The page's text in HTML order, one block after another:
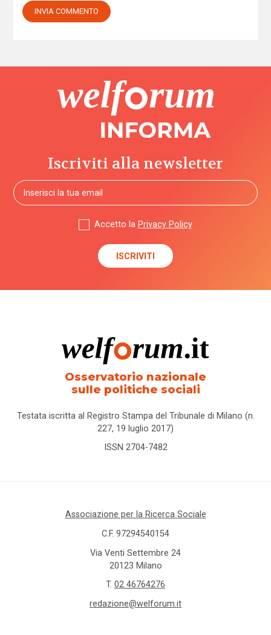
Iscriviti alla newsletter
Accetto la Privacy Policy
Osservatorio nazionale
sulle politiche sociali
Testata iscritta al Registro Stampa del Tribunale di Milano (n.
227, 19 luglio 2017)
ISSN 2704-7482
Associazione per la Ricerca Sociale
C.F. 97294540154
Via Venti Settembre 24
20123 Milano
T. 02 46764276
redazione@welforum.it